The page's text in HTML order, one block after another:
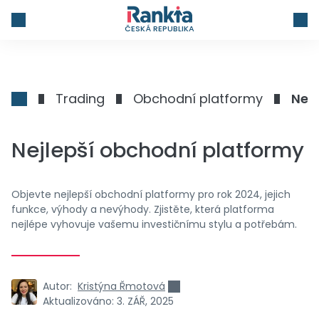
ČESKÁ REPUBLIKA
Trading Obchodní platformy
Nejlepší obchodní platformy
Objevte nejlepší obchodní platformy pro rok 2024, jejich
funkce, výhody a nevýhody. Zjistěte, která platforma
nejlépe vyhovuje vašemu investičnímu stylu a potřebám.
Autor: Kristýna Řmotová
Aktualizováno: 3. ZÁŘ, 2025